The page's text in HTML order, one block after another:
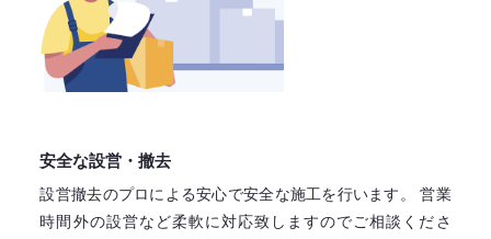
安全な設営・撤去
設営撤去のプロによる安心で安全な施工を行います。
営業
時間外の設営など柔軟に対応致しますのでご相談くださ